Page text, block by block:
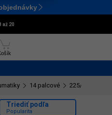
Ctrl M
až 20
14 palcové 225/70 R14
Triediť podľa
Popularita